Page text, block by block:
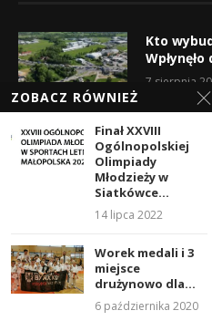
Kto
7 sierpnia
5 sierpnia
Gorąco,
chronić
4 sierpnia
ZOBACZ RÓWNIEŻ
Finał XXVIII
Ogólnopolskiej
Olimpiady
Młodzieży w
Siatkówce...
14 lipca 2022
Worek medali i 3
miejsce
drużynowo dla...
6 października 2020